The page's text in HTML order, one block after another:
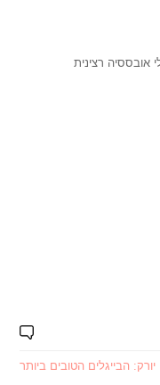
אובססיה רצינית
יורק: הבייגלים הטובים ביותר